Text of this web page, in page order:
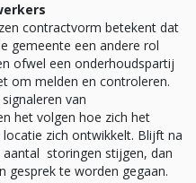
contractvorm betekent dat
gemeente een andere rol
ofwel een onderhoudspartij
om melden en controleren.
van
het volgen hoe zich het
zich ontwikkelt. Blijft na
storingen stijgen, dan
te worden gegaan.